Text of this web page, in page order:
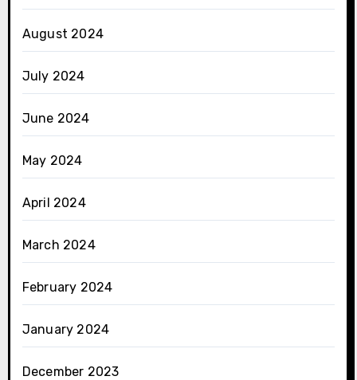
August 2024
July 2024
June 2024
May 2024
April 2024
March 2024
February 2024
January 2024
December 2023